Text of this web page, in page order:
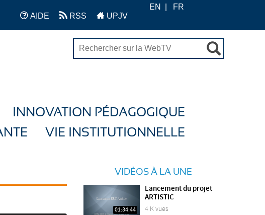
AIDE RSS UPJV
EN FR
INNOVATION PÉDAGOGIQUE
VIE INSTITUTIONNELLE
VIDÉOS À LA UNE
01:34:44
Lancement du projet
ARTISTIC
4 K vues